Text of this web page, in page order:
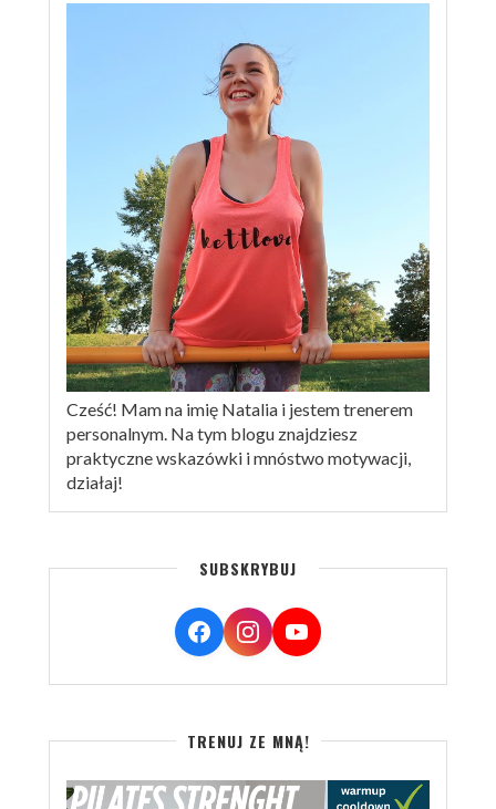
Cześć! Mam na imię Natalia i jestem trenerem
personalnym. Na tym blogu znajdziesz
praktyczne wskazówki i mnóstwo motywacji,
działaj!
SUBSKRYBUJ
TRENUJ ZE MNĄ!